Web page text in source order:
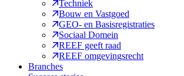
Techniek
Bouw en Vastgoed
GEO- en Basisregistraties
Sociaal Domein
REEF geeft raad
REEF omgevingsrecht
Branches